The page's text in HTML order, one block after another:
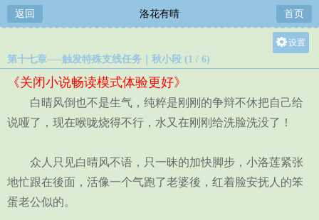
返回 洛花有晴 首页
设置
中
小
第十七章—–触发特殊支线任务｜秋小段 (1 / 6)
《关闭小说畅读模式体验更好》
白晴风倒也不是生气，纯粹是刚刚的争辩不休把自己给
说哑了，现在喉咙烧得不行，水又在刚刚给洗脸洗没了！
众人只见白晴风不语，只一昧的加快脚步，小洛莲紧张
地忙跟在後面，活像一个气跑了老婆後，红着脸安抚人的笨
蛋老公似的。